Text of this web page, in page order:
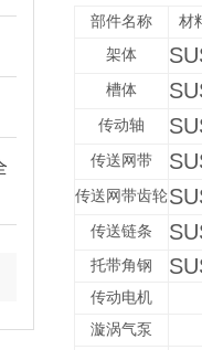
部件名称
材
架体
槽体
传动轴
传送网带
传送网带齿轮
传送链条
托带角钢
传动电机
漩涡气泵